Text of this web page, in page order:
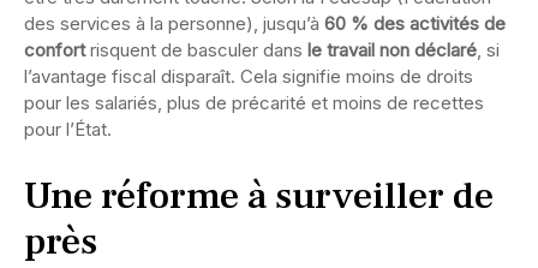
des services à la personne), jusqu’à 60 % des activités de
confortrisquent de basculer dans le travail non déclaré , si
l’avantage fiscal disparaît. Cela signifie moins de droits
pour les salariés, plus de précarité et moins de recettes
pour l’État.
Une réforme à surveiller de
près